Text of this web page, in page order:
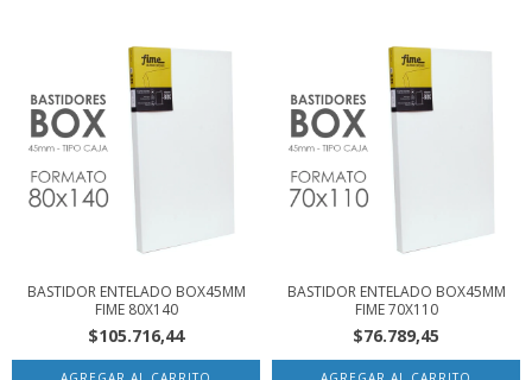
BASTIDOR ENTELADO BOX45MM
FIME 80X140
$105.716,44
BASTIDOR ENTELADO BOX45MM
FIME 70X110
$76.789,45